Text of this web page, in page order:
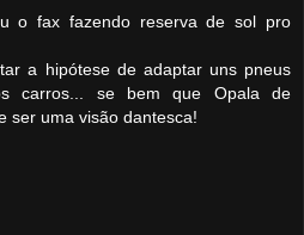
o fax fazendo reserva de sol pro
a hipótese de adaptar uns pneus
carros... se bem que Opala de
ser uma visão dantesca!